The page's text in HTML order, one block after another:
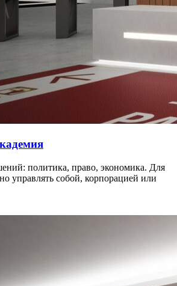
политика, право, экономика. Для
управлять собой, корпорацией или